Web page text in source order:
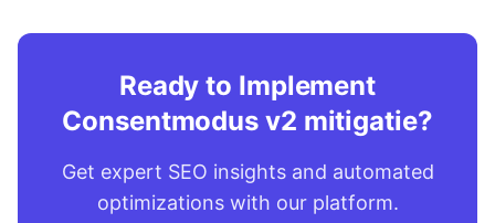
Ready to Implement
Consentmodus v2 mitigatie?
Get expert SEO insights and automated
optimizations with our platform.